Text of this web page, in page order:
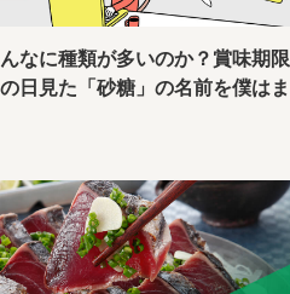
なに種類が多いのか？賞味期限
日見た「砂糖」の名前を僕はま